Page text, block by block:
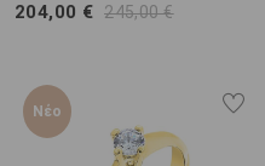
204,00 € 245,00 €
Νέο